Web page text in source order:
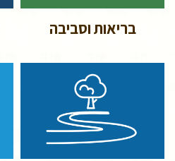
בריאות וסביבה